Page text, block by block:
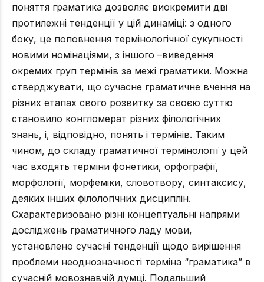
поняття граматика дозволяє виокремити дві
протилежні тенденції у цій динаміці: з одного
боку, це поповнення термінологічної сукупності
новими номінаціями, з іншого –виведення
окремих груп термінів за межі граматики. Можна
стверджувати, що сучасне граматичне вчення на
різних етапах свого розвитку за своєю суттю
становило конгломерат різних філологічних
знань, і, відповідно, понять і термінів. Таким
чином, до складу граматичної термінології у цей
час входять терміни фонетики, орфографії,
морфології, морфеміки, словотвору, синтаксису,
деяких інших філологічних дисциплін.
Схарактеризовано різні концептуальні напрями
досліджень граматичного ладу мови,
установлено сучасні тенденції щодо вирішення
проблеми неоднозначності терміна “граматика” в
сучасній мовознавчій думці. Подальший